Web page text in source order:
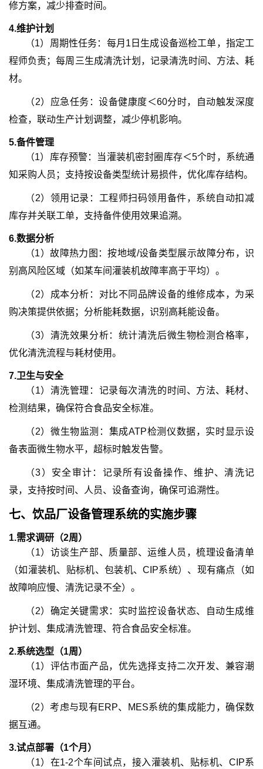
修方案，减少排查时间。
4.维护计划
（1） 周期性任务：每月1日生成设备巡检工单，指定工
程师负责；每周三生成清洗计划，记录清洗时间、方法、耗
材。
（2） 应急任务：设备健康度＜60分时，自动触发深度
检查，联动生产计划调整，减少停机影响。
5.备件管理
（1） 库存预警：当灌装机密封圈库存＜5个时，系统通
知采购人员；支持按设备类型统计易损件，优化库存结构。
（2） 领用记录：工程师扫码领用备件，系统自动扣减
库存并关联工单，支持备件使用效果追溯。
6.数据分析
（1）故障热力图：按地域/设备类型展示故障分布，识
别高风险区域（如某车间灌装机故障率高于平均）。
（2） 成本分析：对比不同品牌设备的维修成本，为采
购决策提供依据；分析能耗数据，识别高耗能设备。
（3） 清洗效果分析：统计清洗后微生物检测合格率，
优化清洗流程与耗材使用。
7.卫生与安全
（1） 清洗管理：记录每次清洗的时间、方法、耗材、
检测结果，确保符合食品安全标准。
（2） 微生物监测：集成ATP检测仪数据，实时显示设
备表面微生物水平，超标时触发告警。
（3） 安全审计：记录所有设备操作、维护、清洗记
录，支持按时间、人员、设备查询，确保可追溯性。
七、 饮品厂设备管理系统的实施步骤
1.需求调研 （2周）
（1） 访谈生产部、质量部、运维人员，梳理设备清单
（如灌装机、贴标机、包装机、CIP系统）、现有痛点（如
故障响应慢、清洗记录不全）。
（2） 确定关键需求：实时监控设备状态、自动生成维
护计划、集成清洗管理、符合食品安全标准。
2.系统选型 （1周）
（1） 评估市面产品，优先选择支持二次开发、兼容潮
湿环境、集成清洗管理的平台。
（2）考虑与现有ERP、MES系统的集成能力，确保数
据互通。
3.试点部署 （1个月）
（1） 在1-2个车间试点，接入灌装机、贴标机、CIP系